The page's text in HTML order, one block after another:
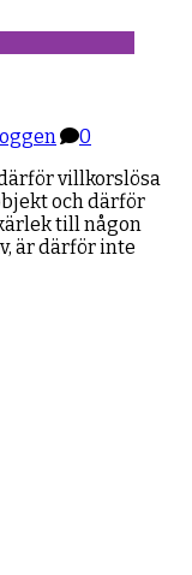
0
villkorslösa
och därför
till någon
är därför inte